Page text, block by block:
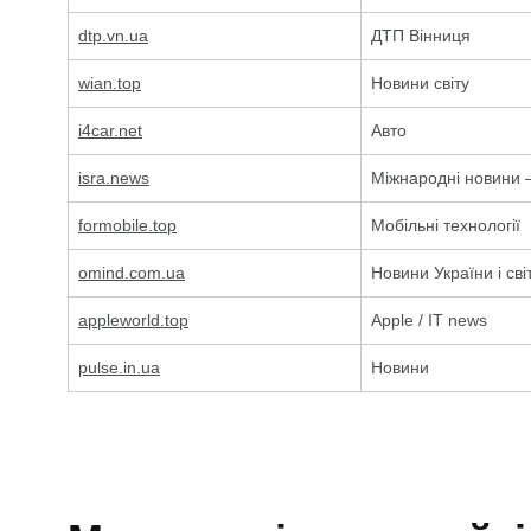
dtp.vn.ua ДТП Вінниця
wian.top Новини світу
i4car.net Авто
isra.news Міжнародні новини
formobile.top Мобільні технології
omind.com.ua Новини України і
appleworld.top Apple / IT news
pulse.in.ua Новини